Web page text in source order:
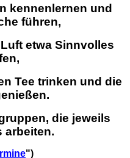
kennenlernen und
führen,
etwa Sinnvolles
Tee trinken und die
die jeweils
arbeiten.
")